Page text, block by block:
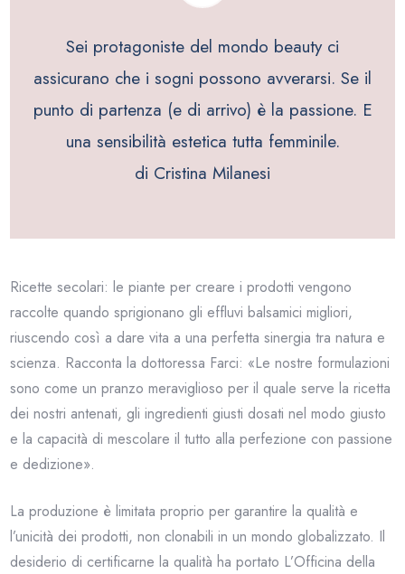
Sei protagoniste del mondo beauty ci
assicurano che i sogni possono avverarsi. Se il
punto di partenza (e di arrivo) è la passione. E
una sensibilità estetica tutta femminile.
di Cristina Milanesi
Ricette secolari: le piante per creare i prodotti vengono
raccolte quando sprigionano gli effluvi balsamici migliori,
riuscendo così a dare vita a una perfetta sinergia tra natura e
scienza. Racconta la dottoressa Farci: «Le nostre formulazioni
sono come un pranzo meraviglioso per il quale serve la ricetta
dei nostri antenati, gli ingredienti giusti dosati nel modo giusto
e la capacità di mescolare il tutto alla perfezione con passione
e dedizione».
La produzione è limitata proprio per garantire la qualità e
l’unicità dei prodotti, non clonabili in un mondo globalizzato. Il
desiderio di certificarne la qualità ha portato L’Officina della